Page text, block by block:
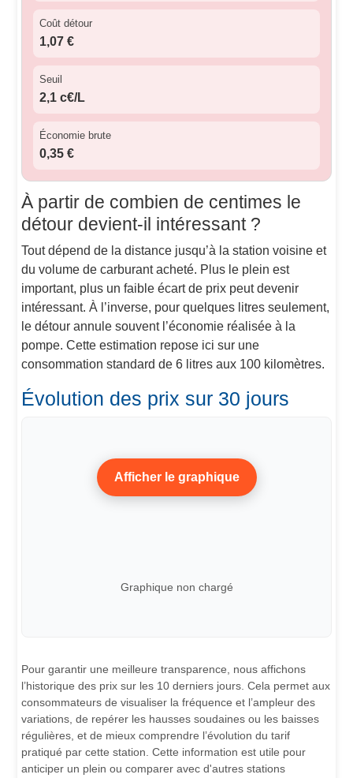
Coût détour
1,07 €
Seuil
2,1 c€/L
Économie brute
0,35 €
À partir de combien de centimes le
détour devient-il intéressant ?
Tout dépend de la distance jusqu’à la station voisine et
du volume de carburant acheté. Plus le plein est
important, plus un faible écart de prix peut devenir
intéressant. À l’inverse, pour quelques litres seulement,
le détour annule souvent l’économie réalisée à la
pompe. Cette estimation repose ici sur une
consommation standard de 6 litres aux 100 kilomètres.
Évolution des prix sur 30 jours
Afficher le graphique
Graphique non chargé
Pour garantir une meilleure transparence, nous affichons
l’historique des prix sur les 10 derniers jours. Cela permet aux
consommateurs de visualiser la fréquence et l’ampleur des
variations, de repérer les hausses soudaines ou les baisses
régulières, et de mieux comprendre l’évolution du tarif
pratiqué par cette station. Cette information est utile pour
anticiper un plein ou comparer avec d'autres stations